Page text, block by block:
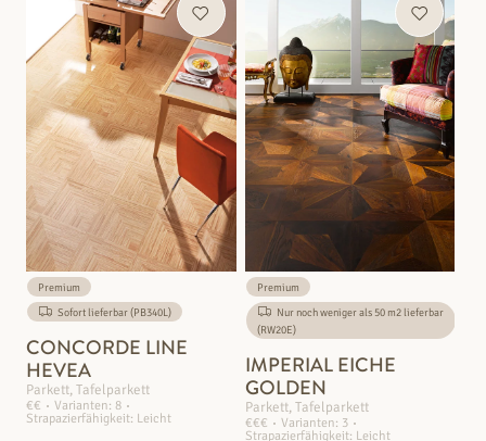
Premium
Sofort lieferbar (PB340L)
CONCORDE LINE
HEVEA
Parkett, Tafelparkett
€€
Varianten: 8
Strapazierfähigkeit: Leicht
Premium
Nur noch weniger als 50 m2 lieferbar
(RW20E)
IMPERIAL EICHE
GOLDEN
Parkett, Tafelparkett
€€€
Varianten: 3
Strapazierfähigkeit: Leicht